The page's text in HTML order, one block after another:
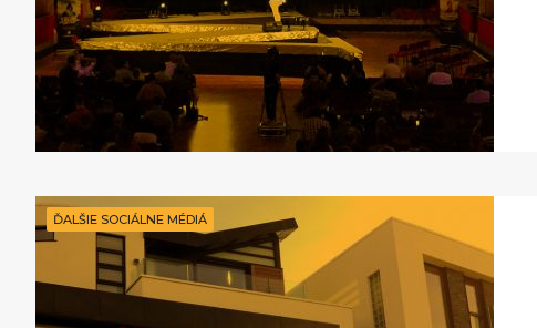
ĎALŠIE SOCIÁLNE MÉDIÁ